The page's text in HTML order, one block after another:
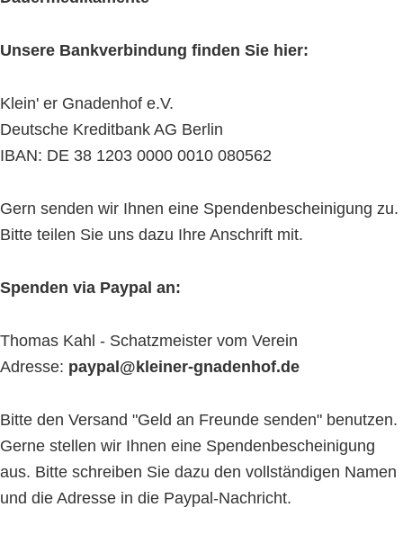
Unsere Bankverbindung finden Sie hier:
Klein' er Gnadenhof e.V.
Deutsche Kreditbank AG Berlin
IBAN: DE 38 1203 0000 0010 080562
Gern senden wir Ihnen eine Spendenbescheinigung zu.
Bitte teilen Sie uns dazu Ihre Anschrift mit.
Spenden via Paypal an:
Thomas Kahl - Schatzmeister vom Verein
Adresse: paypal@kleiner-gnadenhof.de
Bitte den Versand "Geld an Freunde senden" benutzen.
Gerne stellen wir Ihnen eine Spendenbescheinigung
aus. Bitte schreiben Sie dazu den vollständigen Namen
und die Adresse in die Paypal-Nachricht.